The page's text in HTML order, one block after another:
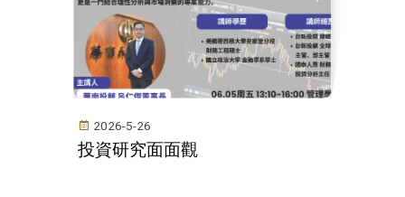
2026-5-26
投資研究面面觀